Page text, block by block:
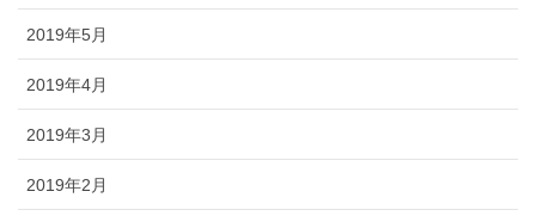
2019年5月
2019年4月
2019年3月
2019年2月